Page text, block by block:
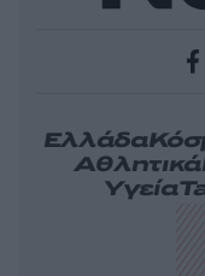
Ελλάδα
Αθλητικά
Υγεία